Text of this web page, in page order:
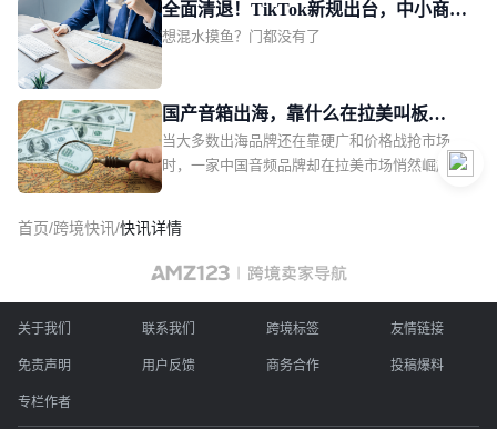
国站收紧二手商品TT123获悉，自2026年7月31
日起，TikTok Shop泰国站点已全面收紧二手商品
全面清退！TikTok新规出台，中小商家
更难躺赢
想混水摸鱼？门都没有了
国产音箱出海，靠什么在拉美叫板
JBL？一场由数百位本土红人完成的信
任众筹
当大多数出海品牌还在靠硬广和价格战抢市场
时，一家中国音频品牌却在拉美市场悄然崛起。
首页/跨境快讯/快讯详情
关于我们 联系我们 跨境标签 友情链接
免责声明 用户反馈 商务合作 投稿爆料
专栏作者